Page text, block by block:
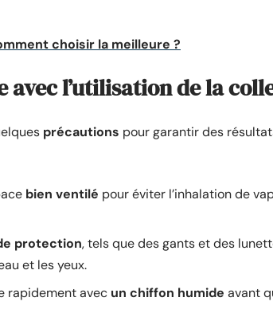
choisir la meilleure ?
l’utilisation de la
précautions pour garantir des
bien ventilé pour éviter l’inhalation de
protection, tels que des gants et des
et les yeux.
rapidement avec un chiffon humide avant